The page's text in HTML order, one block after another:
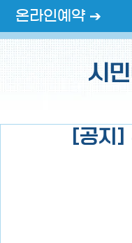
온라인예약
시
[공지]